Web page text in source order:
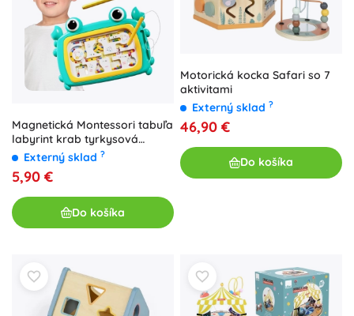
Magnetická Montessori tabuľa
labyrint krab tyrkysová
WOOPIE
Externý sklad ?
5,90 €
Do košíka
Motorická kocka Safari so 7
aktivitami
Externý sklad ?
46,90 €
Do košíka